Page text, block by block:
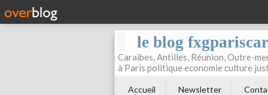
le blog
Caraibes, Antilles, Réunion, Outre-
à Paris politique economie culture
Accueil Newsletter